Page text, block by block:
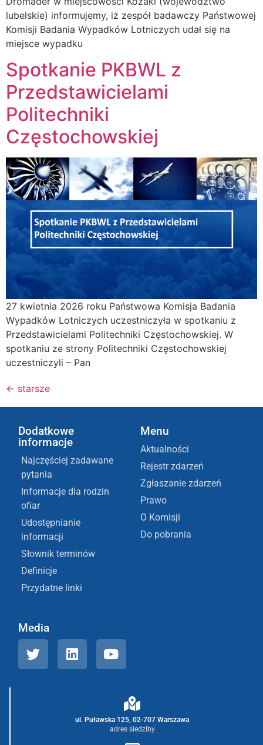
lubelskie) informujemy, iż zespół badawczy Państwowej
Komisji Badania Wypadków Lotniczych udał się na
miejsce wypadku
Spotkanie PKBWL z
Przedstawicielami
Politechniki
Częstochowskiej
27 kwietnia 2026 roku Państwowa Komisja Badania
Wypadków Lotniczych uczestniczyła w spotkaniu z
Przedstawicielami Politechniki Częstochowskiej. W
spotkaniu ze strony Politechniki Częstochowskiej
uczestniczyli – Pan
← starsze
Dodatkowe
informacje
Najczęściej zadawane
pytania
Informacje dla rodzin
ofiar
Udostępnianie
informacji
Słownik terminów
Definicje
Przydatne linki
Menu
Aktualności
Rejestr zdarzeń
Zgłaszanie zdarzeń
Prawo
O Komisji
Do pobrania
Media
ul. Puławska 125, 02-707 Warszawa
adres siedziby